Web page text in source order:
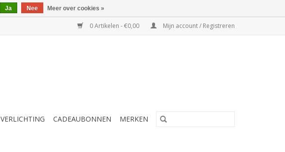
0 Artikelen - €0,00 Mijn account / Registreren
VERLICHTING CADEAUBONNEN MERKEN
Ja Nee Meer over cookies »